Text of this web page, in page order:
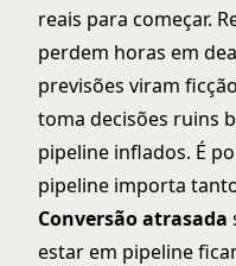
reais para começar.
perdem horas em
previsões viram
toma decisões ruins
pipeline inflados. É
pipeline importa
Conversão atrasada
estar em pipeline